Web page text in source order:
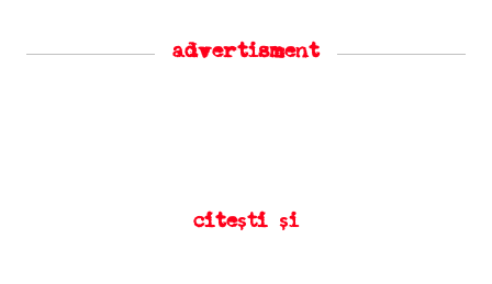
advertisment
citești și